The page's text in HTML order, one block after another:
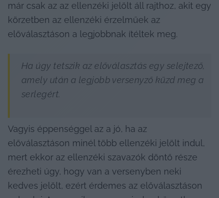
már csak az az ellenzéki jelölt áll rajthoz, akit egy
körzetben az ellenzéki érzelműek az
előválasztáson a legjobbnak ítéltek meg.
Ha úgy tetszik az előválasztás egy selejtező,
amely után a legjobb versenyző küzd meg a
serlegért.
Vagyis éppenséggel az a jó, ha az
előválasztáson minél több ellenzéki jelölt indul,
mert ekkor az ellenzéki szavazók döntő része
érezheti úgy, hogy van a versenyben neki
kedves jelölt, ezért érdemes az előválasztáson